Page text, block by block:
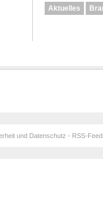
Aktuelles
und Datenschutz - RSS-